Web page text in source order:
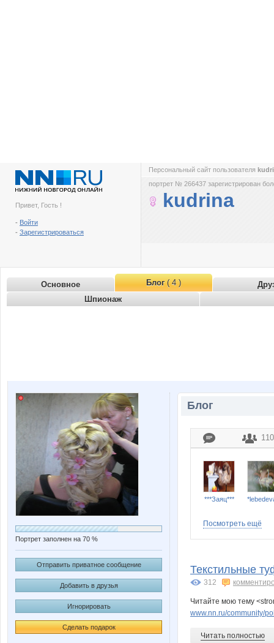
Привет, Гость !
- Войти
- Зарегистрироваться
Персональный сайт пользователя
портрет № 266437 зарегистрирован
kudrina
Основное Блог( 4 )
Шпионаж
Портрет заполнен на 70 %
Отправить приватное сообщение
Добавить в друзья
Игнорировать
Сделать подарок
Блог
110
***Заяц***
Посмотреть ещё
Текстильные
312
Читайте мою тему
www.nn.ru/community/
Читать полностью